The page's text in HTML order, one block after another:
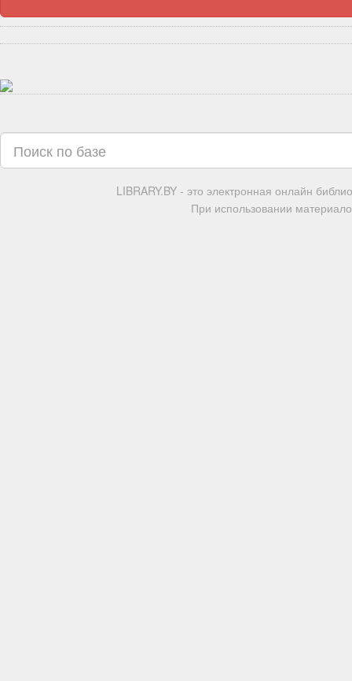
LIBRARY.BY - это электронная онлайн
При использовании